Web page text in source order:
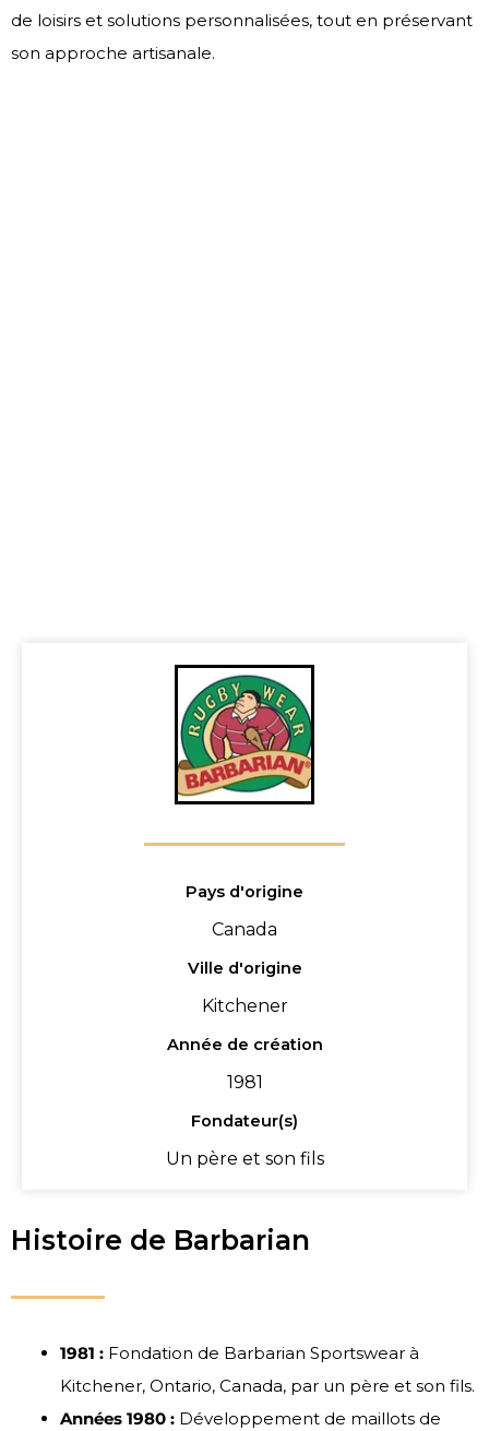
de loisirs et solutions personnalisées, tout en préservant
son approche artisanale.
Pays d'origine
Canada
Ville d'origine
Kitchener
Année de création
1981
Fondateur(s)
Un père et son fils
Histoire de Barbarian
1981 : Fondation de Barbarian Sportswear à
Kitchener, Ontario, Canada, par un père et son fils.
Années 1980 : Développement de maillots de